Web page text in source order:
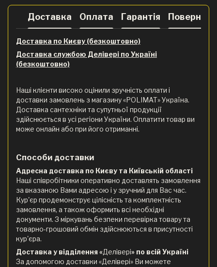
Доставка Оплата Гарантія
Доставка по Києву (безкоштовно)
Доставка службою Делівері по Україні
(безкоштовно)
Наші клієнти високо оцінили зручність оплати і
доставки замовлень з магазину «POLIMAT» Україна.
Доставка сантехніки та супутньої продукції
здійснюється в усі регіони України. Оплатити товар ви
може онлайн або при його отриманні.
Способи доставки
Адресна доставка по Києву та Київській області
Наші співробітники оперативно доставлять замовлення
за вказаною Вами адресою і у зручний для Вас час.
Кур'єр продемонструє цілісність та комплектність
замовлення, а також оформить всі необхідні
документи. З міркувань безпеки перевірка товару та
товарно-грошовий обмін здійснюються в присутності
кур'єра.
Доставка у відділення «Делівері» по всій Україні
За допомогою доставки «Делівері» Ви можете